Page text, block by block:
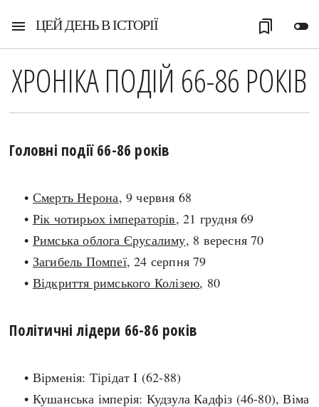
menu ЦЕЙ ДЕНЬ В ІСТОРІЇ toggle_off
bookmarks
ХРОНІКА ПОДІЙ 66-86 РОКІВ
Головні події 66-86 років
• Смерть Нерона, 9 червня 68
• Рік чотирьох імператорів, 21 грудня 69
• Римська облога Єрусалиму, 8 вересня 70
• Загибель Помпеї, 24 серпня 79
• Відкриття римського Колізею, 80
Політичні лідери 66-86 років
• Вірменія: Тірідат I (62-88)
• Кушанська імперія: Кудзула Кадфіз (46-80), Віма